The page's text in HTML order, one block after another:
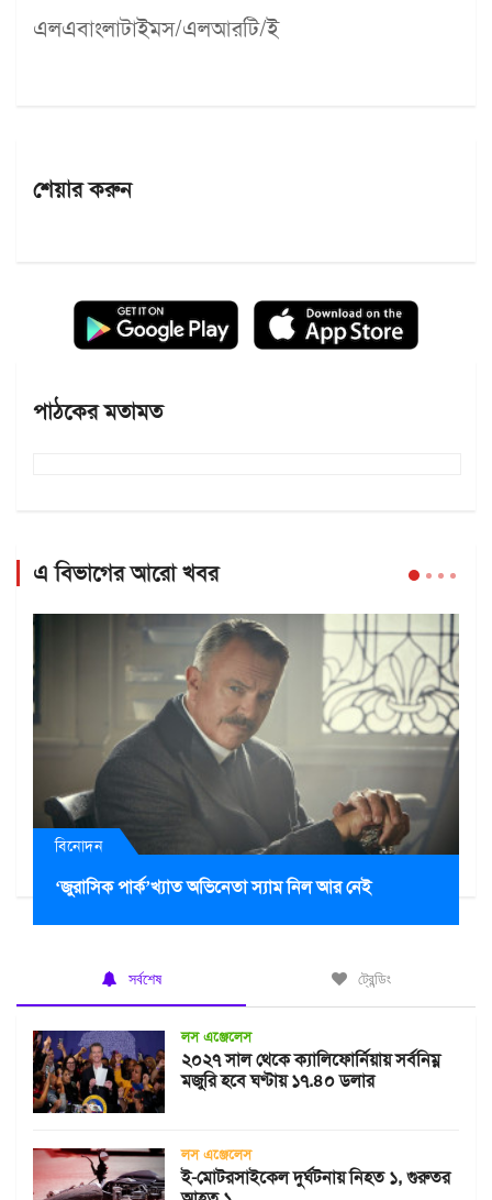
এলএবাংলাটাইমস/এলআরটি/ই
শেয়ার করুন
পাঠকের মতামত
এ বিভাগের আরো খবর
বিনোদন
‘জুরাসিক পার্ক’খ্যাত অভিনেতা স্যাম নিল আর নেই
সর্বশেষ ট্রেন্ডিং
লস এঞ্জেলেস
২০২৭ সাল থেকে ক্যালিফোর্নিয়ায় সর্বনিম্ন
মজুরি হবে ঘণ্টায় ১৭.৪০ ডলার
লস এঞ্জেলেস
ই-মোটরসাইকেল দুর্ঘটনায় নিহত ১, গুরুতর